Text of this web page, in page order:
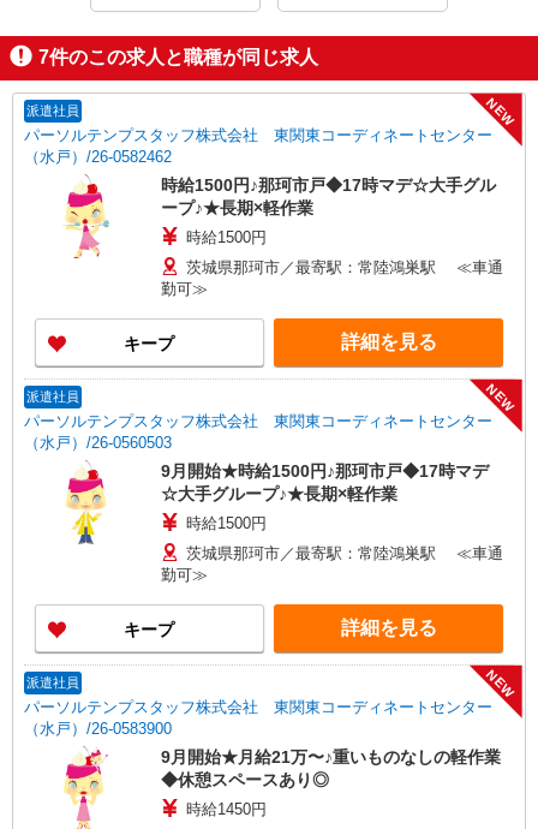
7件のこの求人と職種が同じ求人
派遣社員
パーソルテンプスタッフ株式会社 東関東コーディネートセンター
（水戸）/26-0582462
NEW
時給1500円♪那珂市戸◆17時マデ☆大手グル
ープ♪★長期×軽作業
時給1500円
茨城県那珂市／最寄駅：常陸鴻巣駅 ≪車通
勤可≫
キープ 詳細を見る
派遣社員
パーソルテンプスタッフ株式会社 東関東コーディネートセンター
（水戸）/26-0560503
NEW
9月開始★時給1500円♪那珂市戸◆17時マデ
☆大手グループ♪★長期×軽作業
時給1500円
茨城県那珂市／最寄駅：常陸鴻巣駅 ≪車通
勤可≫
キープ 詳細を見る
派遣社員
パーソルテンプスタッフ株式会社 東関東コーディネートセンター
（水戸）/26-0583900
NEW
9月開始★月給21万〜♪重いものなしの軽作業
◆休憩スペースあり◎
時給1450円